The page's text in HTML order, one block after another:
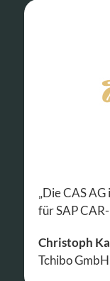
„Die CAS
für SAP
Christoph
Tchibo